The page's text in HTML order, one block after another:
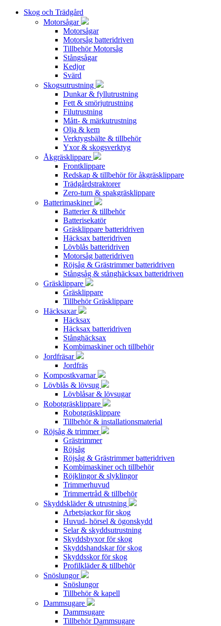
Skog och Trädgård
Motorsågar
Motorsågar
Motorsåg batteridriven
Tillbehör Motorsåg
Stångsågar
Kedjor
Svärd
Skogsutrustning
Dunkar & fyllutrustning
Fett & smörjutrustning
Filutrustning
Mått- & märkutrustning
Olja & kem
Verktygsbälte & tillbehör
Yxor & skogsverktyg
Åkgräsklippare
Frontklippare
Redskap & tillbehör för åkgräsklippare
Trädgårdstraktorer
Zero-turn & spakgräsklippare
Batterimaskiner
Batterier & tillbehör
Batterisekatör
Gräsklippare batteridriven
Häcksax batteridriven
Lövblås batteridriven
Motorsåg batteridriven
Röjsåg & Grästrimmer batteridriven
Stångsåg & stånghäcksax batteridriven
Gräsklippare
Gräsklippare
Tillbehör Gräsklippare
Häcksaxar
Häcksax
Häcksax batteridriven
Stånghäcksax
Kombimaskiner och tillbehör
Jordfräsar
Jordfräs
Kompostkvarnar
Lövblås & lövsug
Lövblåsar & lövsugar
Robotgräsklippare
Robotgräsklippare
Tillbehör & installationsmaterial
Röjsåg & trimmer
Grästrimmer
Röjsåg
Röjsåg & Grästrimmer batteridriven
Kombimaskiner och tillbehör
Röjklingor & slyklingor
Trimmerhuvud
Trimmertråd & tillbehör
Skyddskläder & utrustning
Arbetsjackor för skog
Huvud- hörsel & ögonskydd
Selar & skyddsutrustning
Skyddsbyxor för skog
Skyddshandskar för skog
Skyddsskor för skog
Profilkläder & tillbehör
Snöslungor
Snöslungor
Tillbehör & kapell
Dammsugare
Dammsugare
Tillbehör Dammsugare